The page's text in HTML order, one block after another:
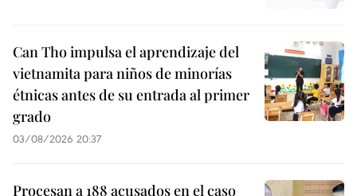
Can Tho impulsa el aprendizaje del
vietnamita para niños de minorías
étnicas antes de su entrada al primer
grado
03/08/2026 20:37
Procesan a 188 acusados en el caso